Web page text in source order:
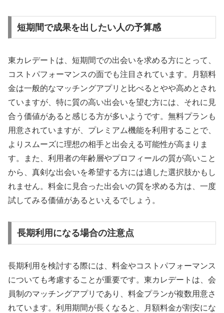
短期間で成果を出したい人の予算感
東カレデートは、短期間での出会いを求める方にとって、
コストパフォーマンスの面でも注目されています。月額料
金は一般的なマッチングアプリと比べるとやや高めとされ
ていますが、特に質の高い出会いを望む方には、それに見
合う価値があると感じる方が多いようです。無料プランも
用意されていますが、プレミアム機能を利用することで、
よりスムーズに理想の相手と出会える可能性が高まりま
す。また、利用者の年齢層やプロフィールの質が高いこと
から、真剣な出会いを希望する方には適した選択肢かもし
れません。料金に見合った出会いの質を求める方は、一度
試してみる価値があるといえるでしょう。
長期利用になる場合の注意点
長期利用を検討する際には、料金やコストパフォーマンス
についても考慮することが重要です。東カレデートは、会
員制のマッチングアプリであり、料金プランが複数用意さ
れています。利用期間が長くなると、月額料金が割安にな